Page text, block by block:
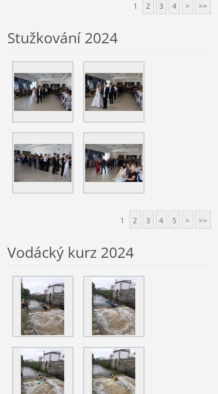
1 2 3 4 > >>
Stužkování 2024
1 2 3 4 5 > >>
Vodácký kurz 2024